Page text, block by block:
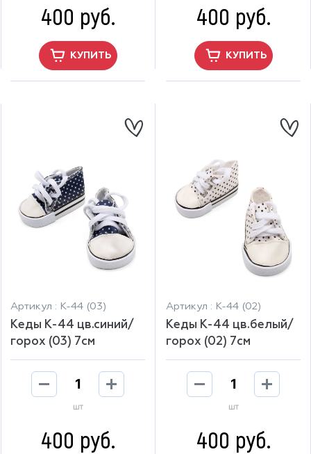
400 руб.
КУПИТЬ
400 руб.
КУПИТЬ
Артикул : К-44 (03)
Кеды К-44 цв.синий/
горох (03) 7см
шт
400 руб.
Артикул : К-44 (02)
Кеды К-44 цв.белый/
горох (02) 7см
шт
400 руб.